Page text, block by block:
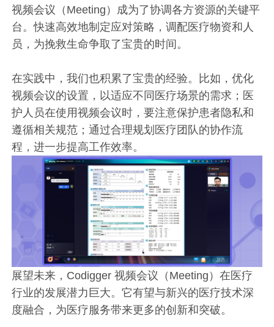
视频会议（Meeting）成为了协调各方资源的关键平
台。快速高效地制定应对策略，调配医疗物资和人
员，为挽救生命争取了宝贵的时间。
在实践中，我们也积累了宝贵的经验。比如，优化
视频会议的设置，以适应不同医疗场景的需求；医
护人员在使用视频会议时，要注意保护患者隐私和
遵循相关规范；通过合理规划医疗团队的协作流
程，进一步提高工作效率。
展望未来，Codigger 视频会议（Meeting）在医疗
行业的发展潜力巨大。它有望与新兴的医疗技术深
度融合，为医疗服务带来更多的创新和突破。